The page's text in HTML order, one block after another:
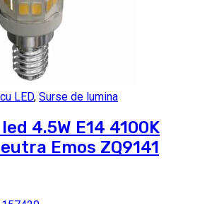
LED, Surse de lumina
4.5W E14 4100K
Emos ZQ9141